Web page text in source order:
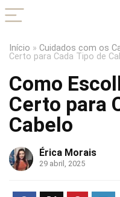
Início » Cuidados com os
Certo para Cada Tipo de
Como
Certo para
Cabelo
Érica Morais
29 abril, 2025